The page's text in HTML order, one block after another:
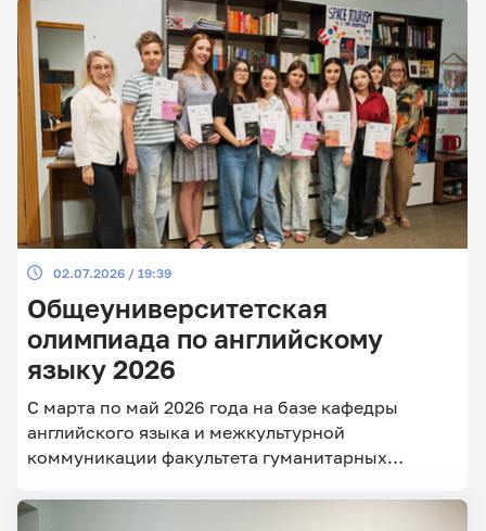
02.07.2026 / 19:39
Общеуниверситетская
олимпиада по английскому
языку 2026
С марта по май 2026 года на базе кафедры
английского языка и межкультурной
коммуникации факультета гуманитарных
прошла ежегодная общеуниверситетская